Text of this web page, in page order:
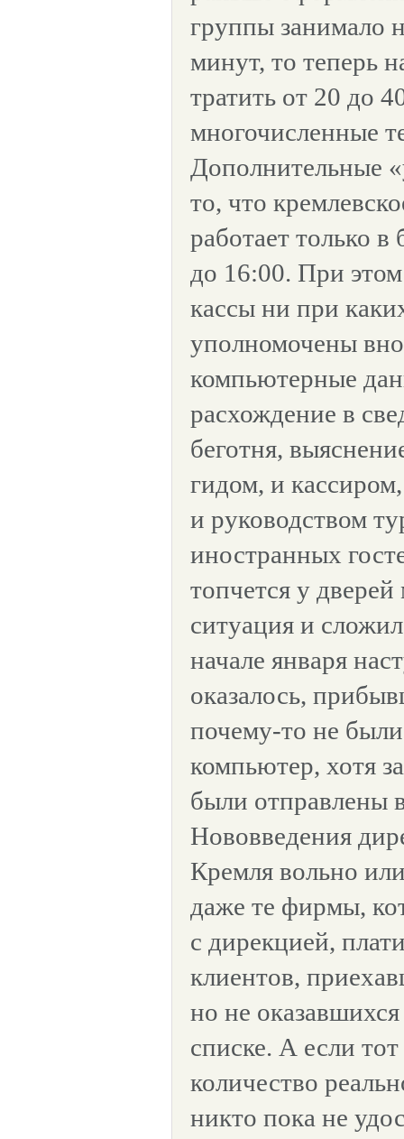
группы занимало
минут, то теперь
тратить от 20 до
многочисленные
Дополнительные
то, что
работает только
до 16:00. При
кассы ни при
уполномочены
компьютерные
расхождение в
беготня,
гидом, и
и руководством
иностранных
топчется у
ситуация и
начале января
оказалось,
почему-то не
компьютер, хотя
были отправлены
Нововведения
Кремля вольно
даже те фирмы,
с дирекцией,
клиентов,
но не
списке. А если
количество
никто пока не